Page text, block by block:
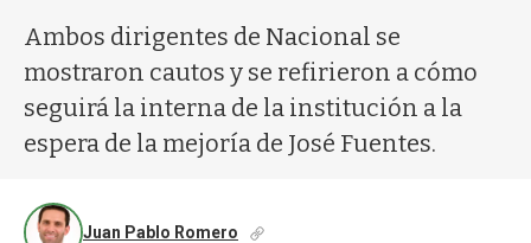
Ambos dirigentes de Nacional se
mostraron cautos y se refirieron a cómo
seguirá la interna de la institución a la
espera de la mejoría de José Fuentes.
Juan Pablo Romero